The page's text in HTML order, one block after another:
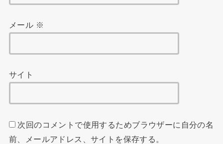
メール ※
サイト
次回のコメントで使用するためブラウザーに自分の名
前、メールアドレス、サイトを保存する。